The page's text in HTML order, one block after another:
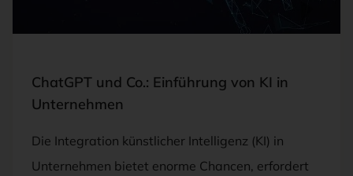
ChatGPT und Co.: Einführung von KI in
Unternehmen
Die Integration künstlicher Intelligenz (KI) in
Unternehmen bietet enorme Chancen, erfordert